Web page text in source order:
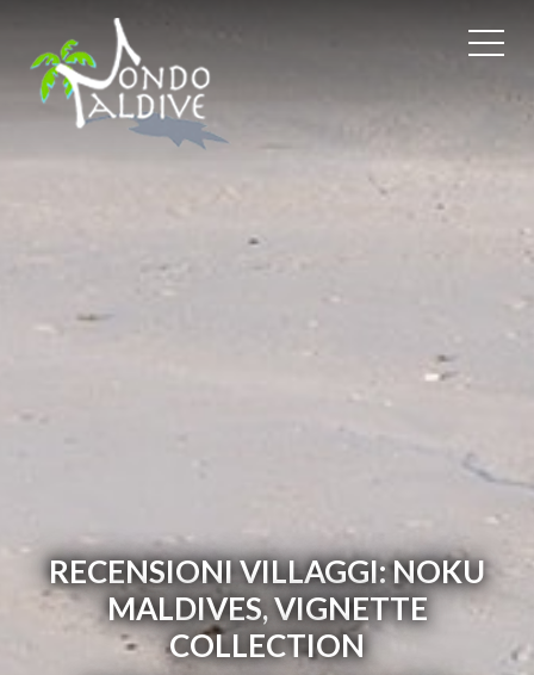
RECENSIONI VILLAGGI: NOKU
MALDIVES, VIGNETTE
COLLECTION